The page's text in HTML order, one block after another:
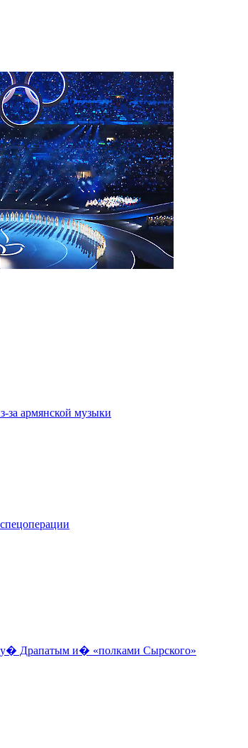
за армянской музыки
Драпатым и� «полками Сырского»